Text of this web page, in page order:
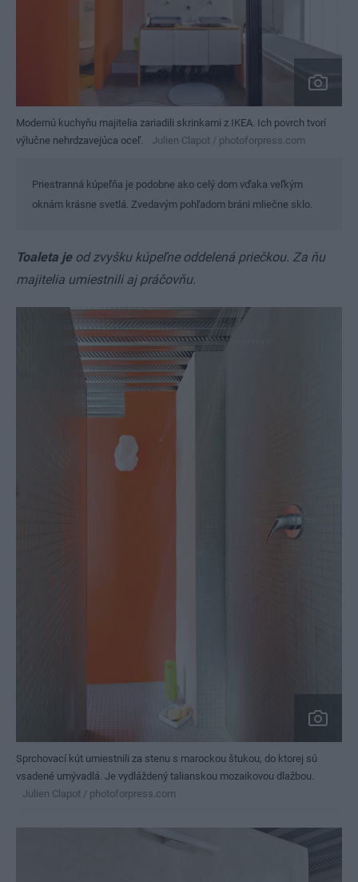
Modernú kuchyňu majitelia zariadili skrinkami z IKEA. Ich povrch tvorí
výlučne nehrdzavejúca oceľ.
Julien Clapot / photoforpress.com
Priestranná kúpeľňa je podobne ako celý dom vďaka veľkým
oknám krásne svetlá. Zvedavým pohľadom bráni mliečne sklo.
Toaleta jeod zvyšku kúpeľne oddelená priečkou. Za ňu
majitelia umiestnili aj práčovňu.
Sprchovací kút umiestnili za stenu s marockou štukou, do ktorej sú
vsadené umývadlá. Je vydláždený talianskou mozaikovou dlažbou.
Julien Clapot / photoforpress.com